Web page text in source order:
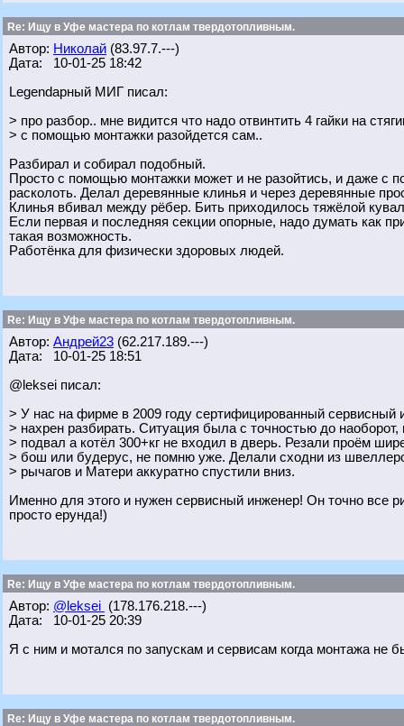
Re: Ищу в Уфе мастера по котлам твердотопливным.
Автор: Николай (83.97.7.---)
Дата: 10-01-25 18:42
Legendарный МИГ писал:
> про разбор.. мне видится что надо отвинтить 4 гайки на
> с помощью монтажки разойдется сам..
Разбирал и собирал подобный.
Просто с помощью монтажки может и не разойтись, и даже с
расколоть. Делал деревянные клинья и через деревянные
Клинья вбивал между рёбер. Бить приходилось тяжёлой
Если первая и последняя секции опорные, надо думать как
такая возможность.
Работёнка для физически здоровых людей.
Re: Ищу в Уфе мастера по котлам твердотопливным.
Автор: Андрей23 (62.217.189.---)
Дата: 10-01-25 18:51
@leksei писал:
> У нас на фирме в 2009 году сертифицированный сервисный
> нахрен разбирать. Ситуация была с точностью до
> подвал а котёл 300+кг не входил в дверь. Резали проём
> бош или будерус, не помню уже. Делали сходни из
> рычагов и Матери аккуратно спустили вниз.
Именно для этого и нужен сервисный инженер! Он точно все
просто ерунда!)
Re: Ищу в Уфе мастера по котлам твердотопливным.
Автор: @leksei (178.176.218.---)
Дата: 10-01-25 20:39
Я с ним и мотался по запускам и сервисам когда монтажа не
Re: Ищу в Уфе мастера по котлам твердотопливным.